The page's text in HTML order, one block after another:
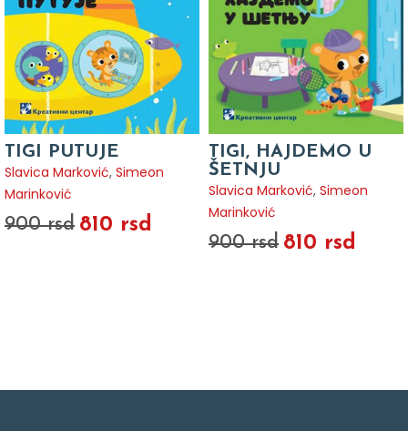
TIGI PUTUJE
Slavica Marković, Simeon
Marinković
900 rsd 810 rsd
TIGI, HAJDEMO U
ŠETNJU
Slavica Marković, Simeon
Marinković
900 rsd 810 rsd